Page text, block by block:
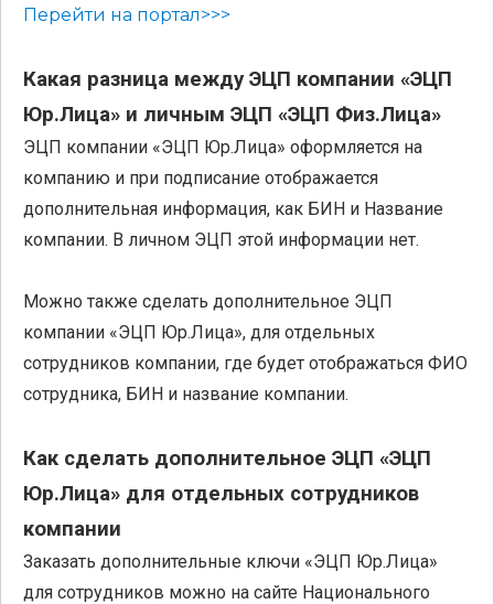
Перейти на портал>>>
Какая разница между ЭЦП компании «ЭЦП
Юр.Лица» и личным ЭЦП «ЭЦП Физ.Лица»
ЭЦП компании «ЭЦП Юр.Лица» оформляется на
компанию и при подписание отображается
дополнительная информация, как БИН и Название
компании. В личном ЭЦП этой информации нет.
Можно также сделать дополнительное ЭЦП
компании «ЭЦП Юр.Лица», для отдельных
сотрудников компании, где будет отображаться ФИО
сотрудника, БИН и название компании.
Как сделать дополнительное ЭЦП «ЭЦП
Юр.Лица» для отдельных сотрудников
компании
Заказать дополнительные ключи «ЭЦП Юр.Лица»
для сотрудников можно на сайте Национального